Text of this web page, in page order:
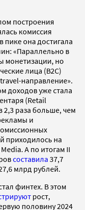
построения
комиссия
пике она достигала
«Параллельно в
монетизации, но
лица (B2C)
направление».
доходов уже стала
(Retail
2,3 раза больше, чем
и
приходилось на
А по итогам II
составила 37,7
млрд рублей.
финтех. В этом
рост,
половину 2024